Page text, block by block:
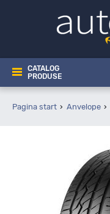
CATALOG
PRODUSE
Pagina start Anvelope